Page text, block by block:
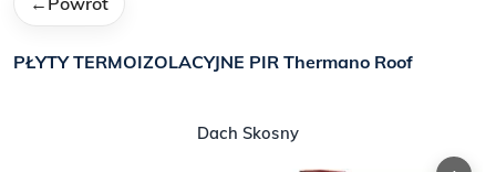
PŁYTY TERMOIZOLACYJNE PIR Thermano Roof
Dach Skosny